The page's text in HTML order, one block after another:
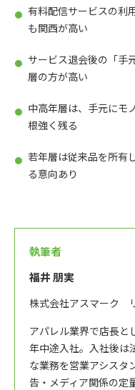
有料配信サービスの利
も関西が高い
サービス退会後の「手
層の方が高い
中高年層は、手元にモ
根強く残る
若年層は従来品を所有
る意向あり
執筆者
福井 朋実
株式会社アスマーク
アパレル業界で店長と
年中途入社。入社後は
な業務を営業アシスタ
告・メディア関係の定